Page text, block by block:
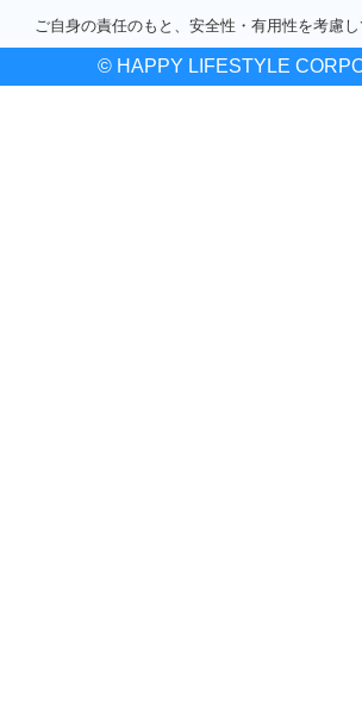
ご自身の責任のもと、安全性・有用性を考慮し
© HAPPY LIFESTYLE